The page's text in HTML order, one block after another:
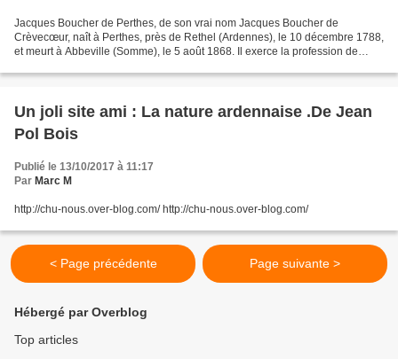
Jacques Boucher de Perthes, de son vrai nom Jacques Boucher de
Crèvecœur, naît à Perthes, près de Rethel (Ardennes), le 10 décembre 1788,
et meurt à Abbeville (Somme), le 5 août 1868. Il exerce la profession de
Un joli site ami : La nature ardennaise .De Jean
Pol Bois
Publié le 13/10/2017 à 11:17
Par Marc M
http://chu-nous.over-blog.com/ http://chu-nous.over-blog.com/
< Page précédente Page suivante >
Hébergé par Overblog
Top articles